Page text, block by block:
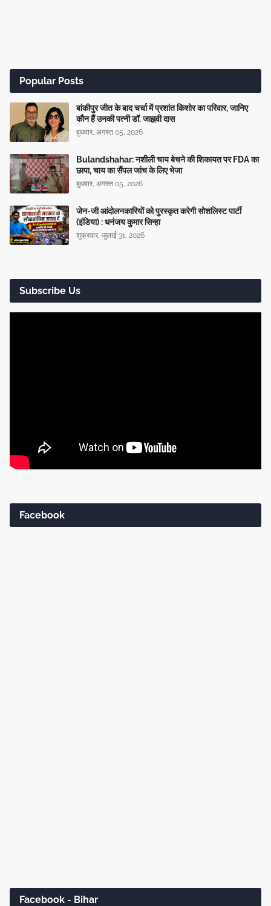
Popular Posts
बांकीपुर जीत के बाद चर्चा में प्रशांत किशोर का परिवार, जानिए
कौन हैं उनकी पत्नी डॉ. जाह्नवी दास
बुधवार, अगस्त 05, 2026
Bulandshahar: नशीली चाय बेचने की शिकायत पर FDA का
छापा, चाय का सैंपल जांच के लिए भेजा
बुधवार, अगस्त 05, 2026
जेन-जी आंदोलनकारियों को पुरस्कृत करेगी सोशलिस्ट पार्टी
(इंडिया) : धनंजय कुमार सिन्हा
शुक्रवार, जुलाई 31, 2026
Subscribe Us
Facebook
Facebook - Bihar